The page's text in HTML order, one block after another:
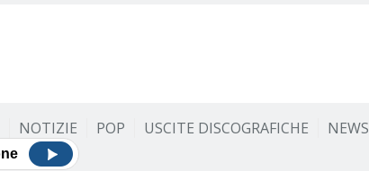
NOTIZIE POP USCITE DISCOGRAFICHE NEWS